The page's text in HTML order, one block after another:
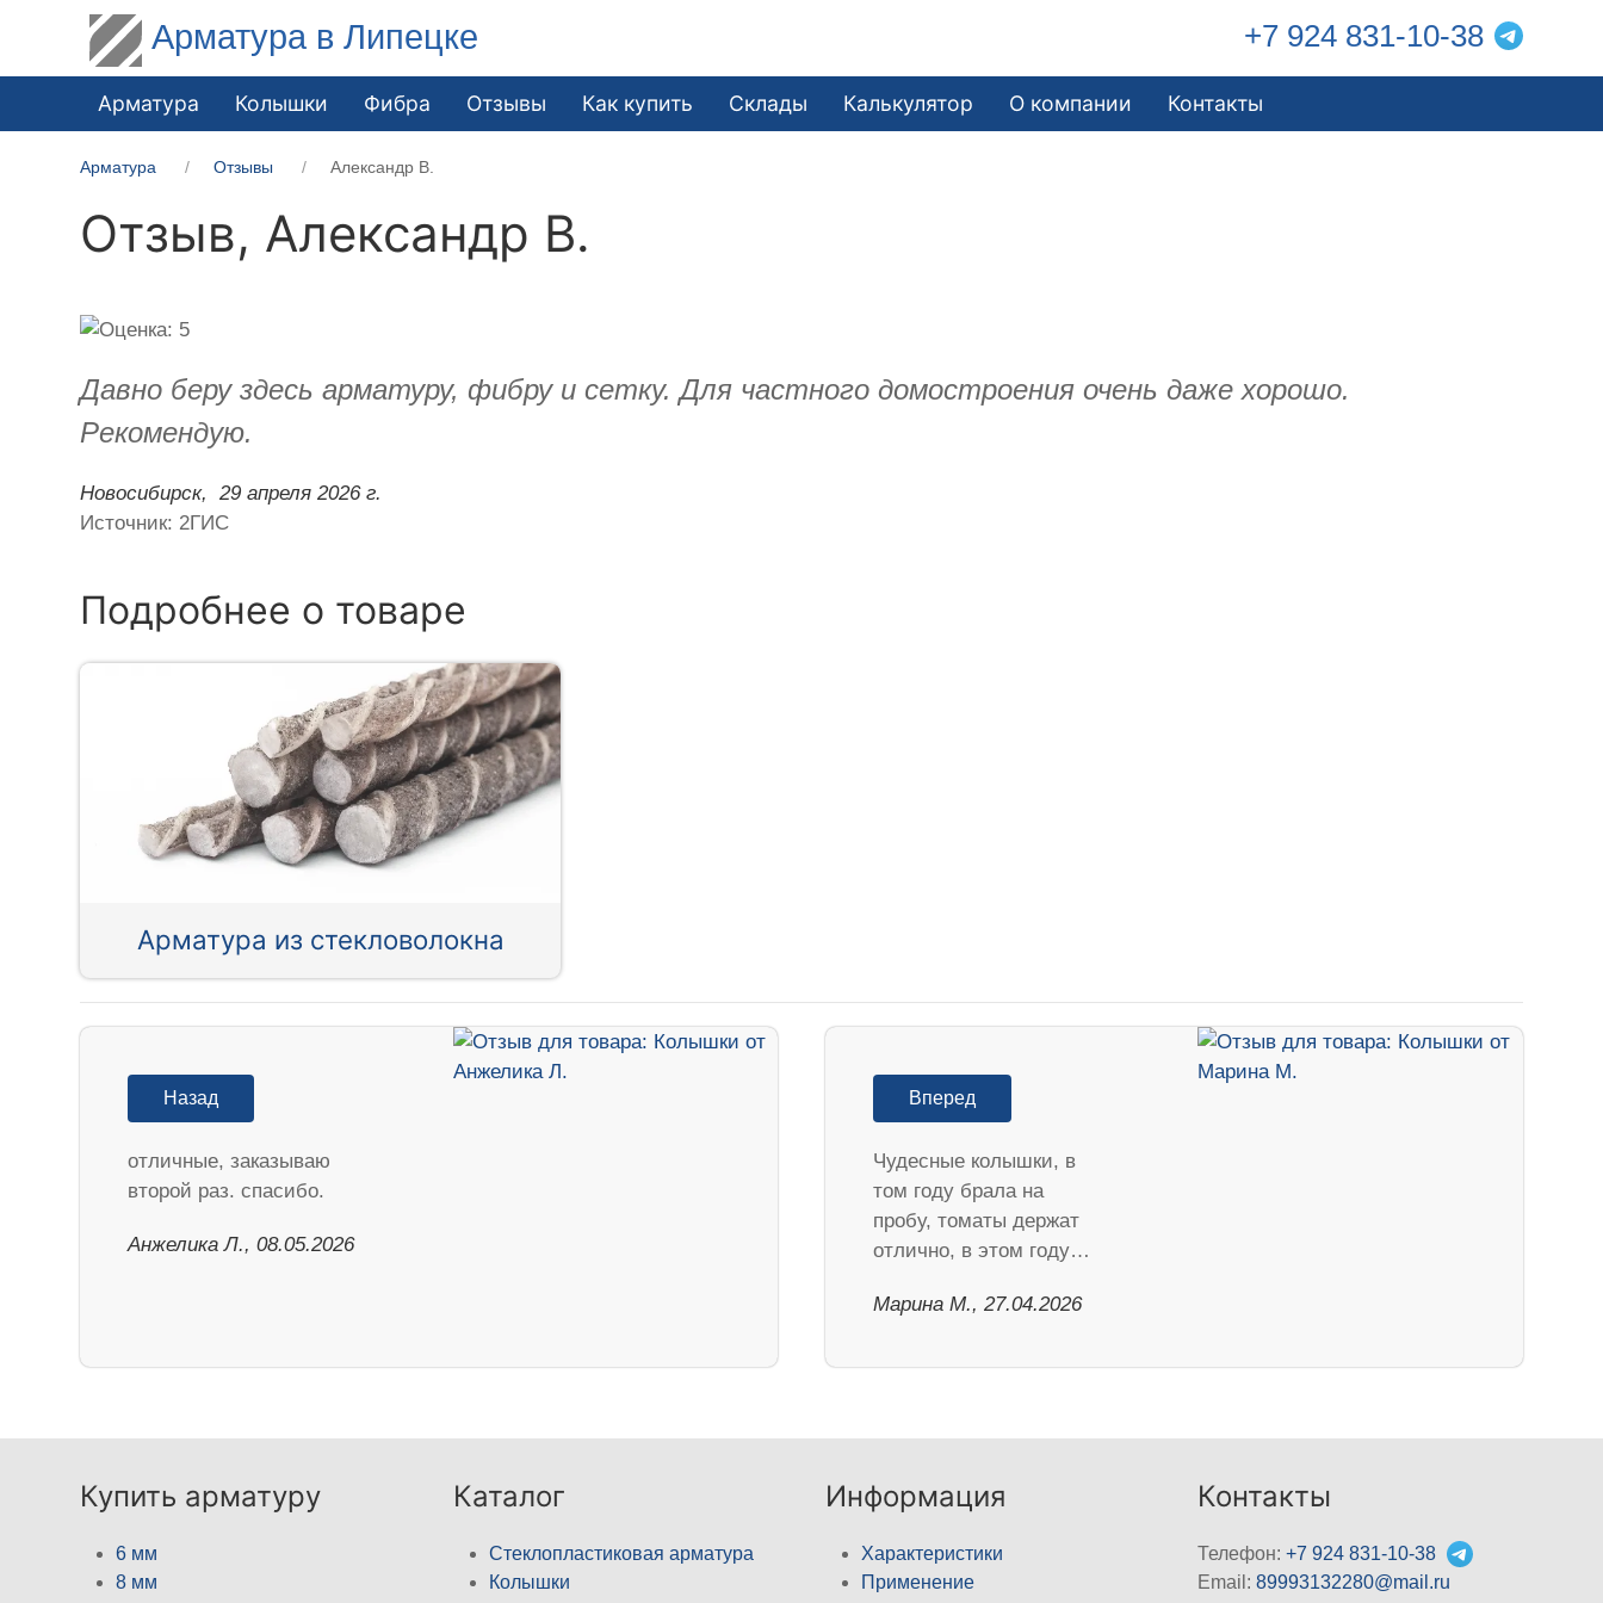
Арматура в Липецке +7 924 831-10-38
Арматура Колышки Фибра Отзывы Как купить Склады Калькулятор О компании Контакты
Арматура Отзывы Александр В.
Отзыв, Александр В.
Давно беру здесь арматуру, фибру и сетку. Для частного домостроения очень даже хорошо.
Рекомендую.
Новосибирск,
29 апреля 2026 г.
Источник: 2ГИС
Подробнее о товаре
Арматура из стекловолокна
Назад
отличные, заказываю
второй раз. спасибо.
Анжелика Л., 08.05.2026
Вперед
Чудесные колышки, в
том году брала на
пробу, томаты держат
отлично, в этом году…
Марина М., 27.04.2026
Купить арматуру
6 мм
8 мм
Каталог
Стеклопластиковая арматура
Колышки
Информация
Характеристики
Применение
Контакты
Телефон:+7 924 831-10-38
Email:89993132280@mail.ru